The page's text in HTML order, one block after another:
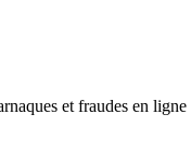
et fraudes en ligne